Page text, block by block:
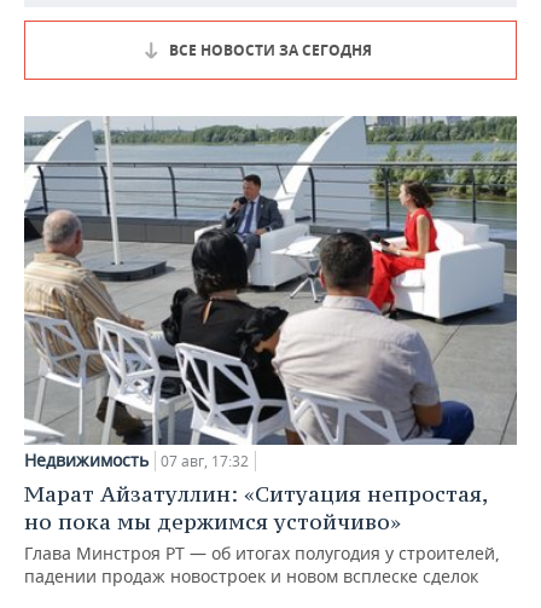
ВСЕ НОВОСТИ ЗА СЕГОДНЯ
Недвижимость 07 авг, 17:32
Марат Айзатуллин: «Ситуация непростая,
но пока мы держимся устойчиво»
Глава Минстроя РТ — об итогах полугодия у строителей,
падении продаж новостроек и новом всплеске сделок